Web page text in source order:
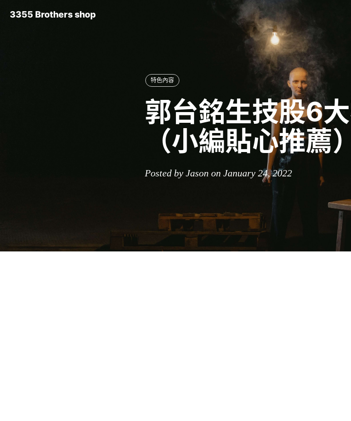
3355 Brothers shop
特色內容
郭台銘生技股6
（小編貼心推薦）
Posted by Jason on January 24, 2022